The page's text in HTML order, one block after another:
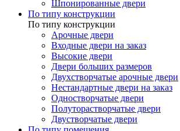
Шпонированные двери
По типу конструкции
По типу конструкции
Арочные двери
Входные двери на заказ
Высокие двери
Двери больших размеров
Двухстворчатые арочные двери
Нестандартные двери на заказ
Одностворчатые двери
Полуторастворчатые двери
Двустворчатые двери